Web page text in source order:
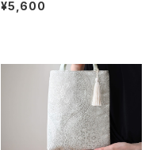
フォーマルバック】日常使い、結
¥5,600